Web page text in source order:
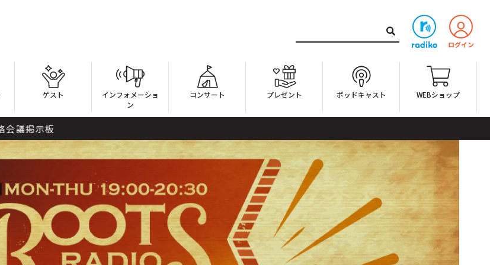
ゲスト
インフォメーショ
ン
コンサート プレゼント ポッドキャスト WEBショップ